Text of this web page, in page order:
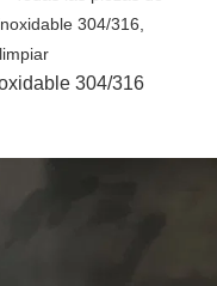
304/316,
304/316